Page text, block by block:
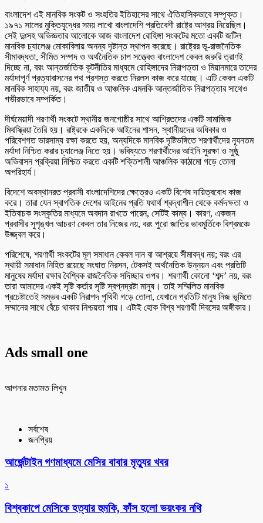
বাংলাদেশ এই মানবিক সংকট ও সংহতির ইতিহাসের সাথে ঐতিহাসিকভাবে সম্পৃক্ত।
১৯৭১ সালের মুক্তিযুদ্ধের সময় লাখো বাংলাদেশি প্রতিবেশী রাষ্ট্রে আশ্রয় নিয়েছিল।
সেই দুঃসহ অভিজ্ঞতার আলোকে আজ বাংলাদেশ রোহিঙ্গা সংকটের মতো একটি জটিল
মানবিক চ্যালেঞ্জ মোকাবিলায় অনন্য দৃষ্টান্ত স্থাপন করেছে। রাষ্ট্রের ভূ-রাজনৈতিক
সীমাবদ্ধতা, সীমিত সম্পদ ও অর্থনৈতিক চাপ সত্ত্বেও বাংলাদেশ কেবল জরুরি ত্রাণই
দিচ্ছে না, বরং আন্তর্জাতিক কূটনীতির মাধ্যমে রোহিঙ্গাদের নিরাপত্তা ও মিয়ানমারে তাদের
মর্যাদাপূর্ণ প্রত্যাবাসনের পথ প্রশস্ত করতে নিরলস কাজ করে যাচ্ছে। এটি কেবল একটি
মানবিক সাহায্য নয়, বরং জাতীয় ও আঞ্চলিক এমনকি আন্তর্জাতিক নিরাপত্তার সাথেও
গভীরভাবে সম্পর্কিত।
দীর্ঘমেয়াদী শরণার্থী সংকটে স্থানীয় জনগোষ্ঠীর সাথে আশ্রিতদের একটি সামাজিক
মিথস্ক্রিয়া তৈরি হয়। রাষ্ট্রকে একদিকে আইনের শাসন, স্থানীয়দের অধিকার ও
পরিবেশগত ভারসাম্য রক্ষা করতে হয়, অন্যদিকে মানবিক দৃষ্টিভঙ্গিতে শরণার্থীদের ন্যূনতম
মর্যাদা নিশ্চিত করার চ্যালেঞ্জ নিতে হয়। ভবিষ্যতে শরণার্থীদের আইনি সুরক্ষা ও সুষ্ঠু
অভিবাসন প্রক্রিয়া নিশ্চিত করতে একটি শক্তিশালী আঞ্চলিক কাঠামো গড়ে তোলা
অপরিহার্য।
বিদেশে অবস্থানরত প্রবাসী বাংলাদেশিদের ক্ষেত্রেও একটি বিশেষ দায়িত্ববোধ কাজ
করে। তারা যেন স্বাগতিক দেশের আইনের প্রতি যথার্থ শ্রদ্ধাশীল থেকে কর্মদক্ষতা ও
ইতিবাচক সংস্কৃতির মাধ্যমে অবদান রাখতে পারেন, সেটিই কাম্য। কারণ, একজন
প্রবাসীর সুশৃঙ্খল আচরণ কেবল তার নিজের নয়, বরং পুরো জাতির ভাবমূর্তিকে বিশ্বমঞ্চে
উজ্জ্বল করে।
পরিশেষে, শরণার্থী সংকটের মূল সমাধান কেবল দান বা আশ্রয়ে সীমাবদ্ধ নয়; বরং এর
স্থায়ী সমাধান নিহিত রয়েছে সংঘাত নিরসন, টেকসই অর্থনৈতিক উন্নয়ন এবং প্রতিটি
মানুষের মর্যাদা রক্ষার বৈশ্বিক রাজনৈতিক সদিচ্ছার ওপর। শরণার্থী কোনো ‘শব্দ’ নয়, বরং
তারা আমাদের একই সৃষ্টি কর্তার সৃষ্টি স্বপ্নদ্রষ্টা মানুষ। তাই সম্মিলিত মানবিক
প্রচেষ্টাতেই সম্ভব একটি নিরাপদ পৃথিবী গড়ে তোলা, যেখানে প্রতিটি মানুষ নিজ ভূমিতে
সম্মানের সাথে বেঁচে থাকার নিশ্চয়তা পায়। এটাই হোক বিশ্ব শরণার্থী দিবসের অঙ্গীকার।
Ads small one
আপনার মতামত লিখুন
সর্বশেষ
জনপ্রিয়
আর্জেন্টাইন গণমাধ্যমে মেসির বাবার মৃত্যুর খবর
১
বিশ্বকাপে মেসিকে হত্যার হুমকি, ফাঁস হলো ভয়ংকর নথি